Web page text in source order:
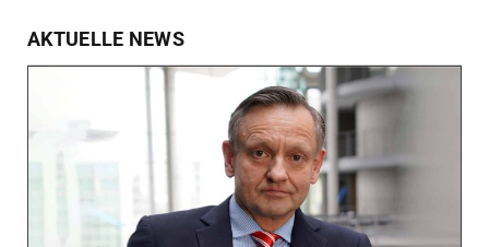
AKTUELLE NEWS